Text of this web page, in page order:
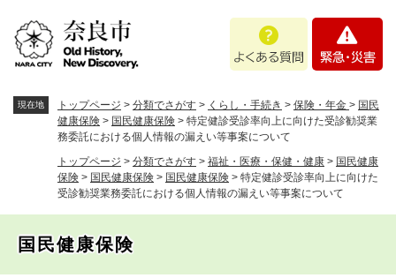
あ
問
・
現在地 トップページ > 分類でさがす > くらし・手続き > 保険・年金 > 国民
健康保険 > 国民健康保険 > 特定健診受診率向上に向けた受診勧奨業
務委託における個人情報の漏えい等事案について
トップページ > 分類でさがす > 福祉・医療・保健・健康 > 国民健康
保険 > 国民健康保険 > 国民健康保険 > 特定健診受診率向上に向けた
受診勧奨業務委託における個人情報の漏えい等事案について
国民健康保険